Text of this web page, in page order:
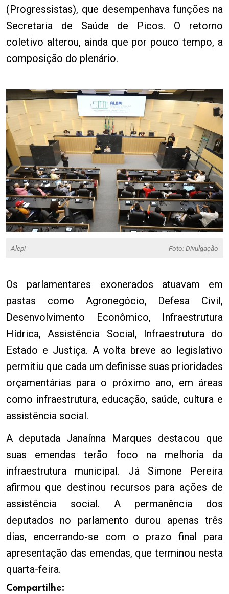
(Progressistas), que desempenhava funções na
Secretaria de Saúde de Picos. O retorno
coletivo alterou, ainda que por pouco tempo, a
composição do plenário.
Alepi Foto: Divulgação
Os parlamentares exonerados atuavam em
pastas como Agronegócio, Defesa Civil,
Desenvolvimento Econômico, Infraestrutura
Hídrica, Assistência Social, Infraestrutura do
Estado e Justiça. A volta breve ao legislativo
permitiu que cada um definisse suas prioridades
orçamentárias para o próximo ano, em áreas
como infraestrutura, educação, saúde, cultura e
assistência social.
A deputada Janaínna Marques destacou que
suas emendas terão foco na melhoria da
infraestrutura municipal. Já Simone Pereira
afirmou que destinou recursos para ações de
assistência social. A permanência dos
deputados no parlamento durou apenas três
dias, encerrando-se com o prazo final para
apresentação das emendas, que terminou nesta
quarta-feira.
Compartilhe: